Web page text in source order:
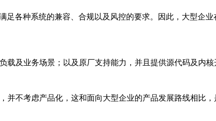
各种系统的兼容、合规以及风控的要求。因此，大型企
及业务场景；以及原厂支持能力，并且提供源代码及内核
不考虑产品化，这和面向大型企业的产品发展路线相比